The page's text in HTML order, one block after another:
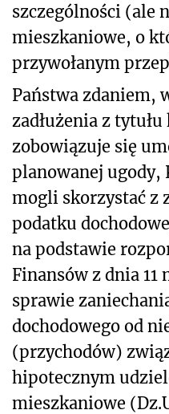
szczególności (ale
mieszkaniowe, o
przywołanym
Państwa zdaniem,
zadłużenia z
zobowiązuje się
planowanej ugody,
mogli skorzystać z
podatku
na podstawie
Finansów z dnia 11
sprawie
dochodowego od
(przychodów)
hipotecznym
mieszkaniowe